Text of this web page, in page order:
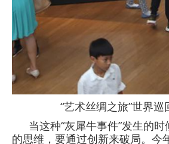
“艺术丝绸之旅”世界巡
当这种“灰犀牛事件”发生的
的思维，要通过创新来破局。今